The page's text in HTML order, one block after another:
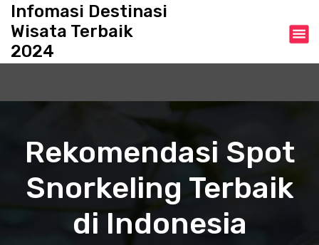
c
Infomasi Destinasi
Wisata Terbaik
2024
Rekomendasi Spot
Snorkeling Terbaik
di Indonesia